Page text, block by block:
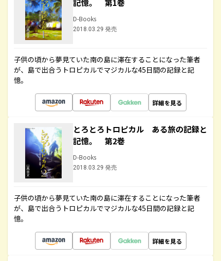
記憶。 第1巻
D-Books
2018.03.29 発売
子供の頃から夢見ていた南の島に滞在することになった筆者
が、島で出合うトロピカルでマジカルな45日間の記録と記
憶。
詳細を見る
とろとろトロピカル ある旅の記録と
記憶。 第2巻
D-Books
2018.03.29 発売
子供の頃から夢見ていた南の島に滞在することになった筆者
が、島で出合うトロピカルでマジカルな45日間の記録と記
憶。
詳細を見る